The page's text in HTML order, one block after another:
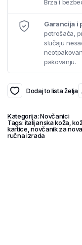
Brza i
Garancija i
potrošača,
slučaju
pakovanju.
Dodaj to lista želja
Kategorija:Novčanici
Tags:italijanska koža,
kartice,novčanik za
ručna izrada